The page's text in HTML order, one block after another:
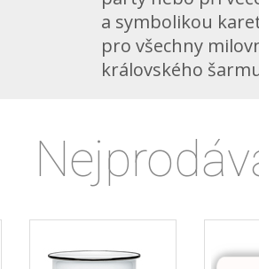
a symbolikou
pro všechny
královského